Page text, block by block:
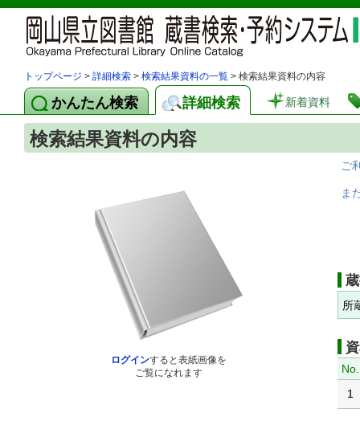
トップページ > 詳細検索 > 検索結果資料の一覧 > 検索結果資料の内容
かんたん検索 詳細検索 新着資料
検索結果資料の内容
ログインすると表紙画像を
ご覧になれます
ご
ま
所
No.
1